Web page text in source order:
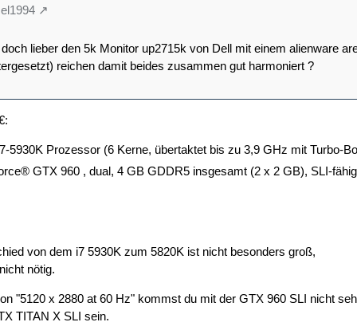
lieber den 5k Monitor up2715k von Dell mit einem alienware
reichen damit beides zusammen gut harmoniert ?
5930K Prozessor (6 Kerne, übertaktet bis zu 3,9 GHz mit Turbo-
GTX 960 , dual, 4 GB GDDR5 insgesamt (2 x 2 GB), SLI-fähig
von dem i7 5930K zum 5820K ist nicht besonders groß,
nötig.
"5120 x 2880 at 60 Hz" kommst du mit der GTX 960 SLI nicht
TITAN X SLI sein.